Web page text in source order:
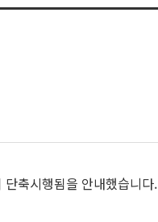
축시행됨을 안내했습니다.